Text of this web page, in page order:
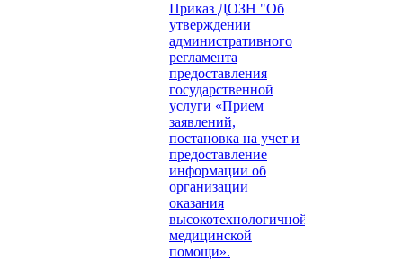
Приказ ДОЗН "Об
утверждении
административного
регламента
предоставления
государственной
услуги «Прием
заявлений,
постановка на учет и
предоставление
информации об
организации
оказания
высокотехнологичной
медицинской
помощи».